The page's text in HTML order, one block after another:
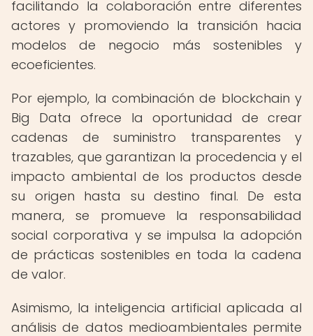
facilitando la colaboración entre diferentes
actores y promoviendo la transición hacia
modelos de negocio más sostenibles y
ecoeficientes.
Por ejemplo, la combinación de blockchain y
Big Data ofrece la oportunidad de crear
cadenas de suministro transparentes y
trazables, que garantizan la procedencia y el
impacto ambiental de los productos desde
su origen hasta su destino final. De esta
manera, se promueve la responsabilidad
social corporativa y se impulsa la adopción
de prácticas sostenibles en toda la cadena
de valor.
Asimismo, la inteligencia artificial aplicada al
análisis de datos medioambientales permite